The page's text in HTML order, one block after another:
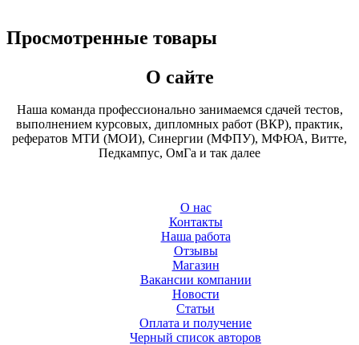
Просмотренные товары
О сайте
Наша команда профессионально занимаемся сдачей тестов,
выполнением курсовых, дипломных работ (ВКР), практик,
рефератов МТИ (МОИ), Синергии (МФПУ), МФЮА, Витте,
Педкампус, ОмГа и так далее
О нас
Контакты
Наша работа
Отзывы
Магазин
Вакансии компании
Новости
Статьи
Оплата и получение
Черный список авторов